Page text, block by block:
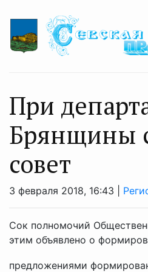
При
Брянщины
совет
3 февраля 2018, 16:43 |
Сок полномочий
этим объявлено о
предложениями